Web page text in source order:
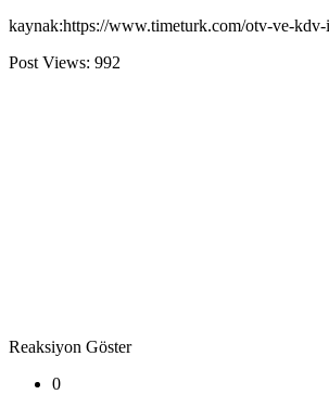
kaynak:https://www.timeturk.com/otv-ve-
Post Views: 992
Reaksiyon Göster
0